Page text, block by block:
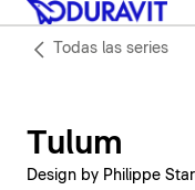
Todas las series
Tulum
Design by Philippe